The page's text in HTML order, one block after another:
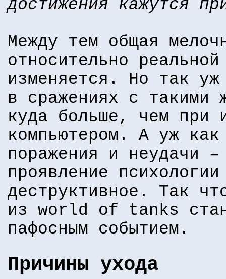
достижения кажутся
Между тем общая
относительно
изменяется. Но так
в сражениях с такими
куда больше, чем при
компьютером. А уж
поражения и неудачи –
проявление
деструктивное. Так
из world of tanks
пафосным событием.
Причины ухода